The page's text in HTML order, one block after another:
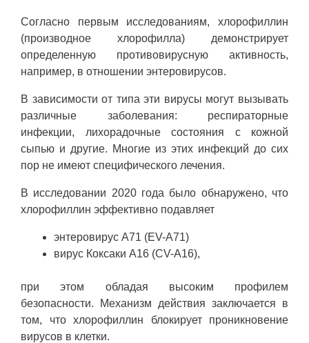
Согласно первым исследованиям, хлорофиллин
(производное хлорофилла) демонстрирует
определенную противовирусную активность,
например, в отношении энтеровирусов.
В зависимости от типа эти вирусы могут вызывать
различные заболевания: респираторные
инфекции, лихорадочные состояния с кожной
сыпью и другие. Многие из этих инфекций до сих
пор не имеют специфического лечения.
В исследовании 2020 года было обнаружено, что
хлорофиллин эффективно подавляет
энтеровирус A71 (EV-A71)
вирус Коксаки А16 (CV-A16),
при этом обладая высоким профилем
безопасности. Механизм действия заключается в
том, что хлорофиллин блокирует проникновение
вирусов в клетки.